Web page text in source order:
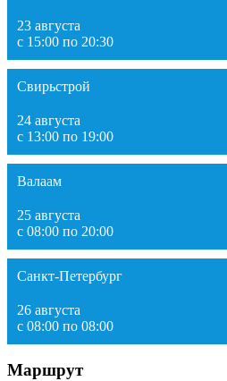
23 августа
с 15:00 по 20:30
Свирьстрой
24 августа
с 13:00 по 19:00
Валаам
25 августа
с 08:00 по 20:00
Санкт-Петербург
26 августа
с 08:00 по 08:00
Маршрут